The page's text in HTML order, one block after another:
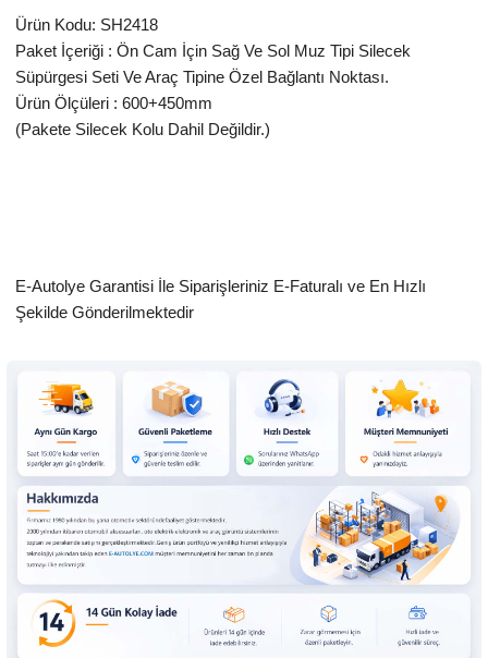
Ürün Kodu: SH2418
Paket İçeriği : Ön Cam İçin Sağ Ve Sol Muz Tipi Silecek
Süpürgesi Seti Ve Araç Tipine Özel Bağlantı Noktası.
Ürün Ölçüleri : 600+450mm
(Pakete Silecek Kolu Dahil Değildir.)
E-Autolye Garantisi İle Siparişleriniz E-Faturalı ve En Hızlı
Şekilde Gönderilmektedir